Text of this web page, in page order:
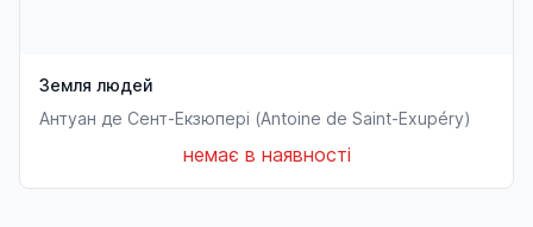
Земля людей
Антуан де Сент-Екзюпері (Antoine de Saint-Exupéry)
немає в наявності